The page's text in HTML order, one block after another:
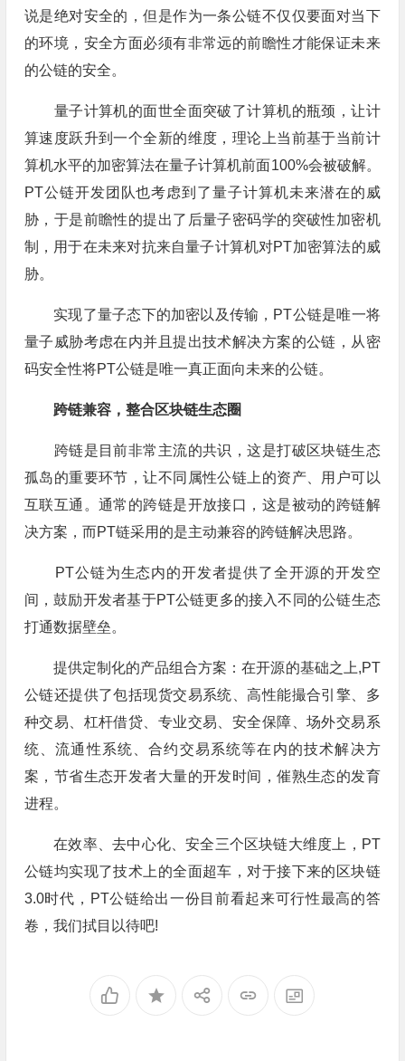
说是绝对安全的，但是作为一条公链不仅仅要面对当下
的环境，安全方面必须有非常远的前瞻性才能保证未来
的公链的安全。
量子计算机的面世全面突破了计算机的瓶颈，让计
算速度跃升到一个全新的维度，理论上当前基于当前计
算机水平的加密算法在量子计算机前面100%会被破解。
PT公链开发团队也考虑到了量子计算机未来潜在的威
胁，于是前瞻性的提出了后量子密码学的突破性加密机
制，用于在未来对抗来自量子计算机对PT加密算法的威
胁。
实现了量子态下的加密以及传输，PT公链是唯一将
量子威胁考虑在内并且提出技术解决方案的公链，从密
码安全性将PT公链是唯一真正面向未来的公链。
跨链兼容，整合区块链生态圈
跨链是目前非常主流的共识，这是打破区块链生态
孤岛的重要环节，让不同属性公链上的资产、用户可以
互联互通。通常的跨链是开放接口，这是被动的跨链解
决方案，而PT链采用的是主动兼容的跨链解决思路。
PT公链为生态内的开发者提供了全开源的开发空
间，鼓励开发者基于PT公链更多的接入不同的公链生态
打通数据壁垒。
提供定制化的产品组合方案：在开源的基础之上,PT
公链还提供了包括现货交易系统、高性能撮合引擎、多
种交易、杠杆借贷、专业交易、安全保障、场外交易系
统、流通性系统、合约交易系统等在内的技术解决方
案，节省生态开发者大量的开发时间，催熟生态的发育
进程。
在效率、去中心化、安全三个区块链大维度上，PT
公链均实现了技术上的全面超车，对于接下来的区块链
3.0时代，PT公链给出一份目前看起来可行性最高的答
卷，我们拭目以待吧!